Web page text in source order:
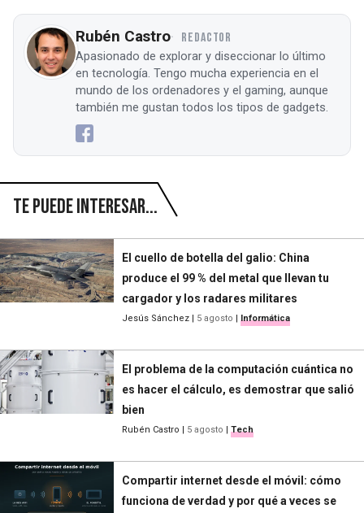
Rubén Castro REDACTOR
Apasionado de explorar y diseccionar lo último
en tecnología. Tengo mucha experiencia en el
mundo de los ordenadores y el gaming, aunque
también me gustan todos los tipos de gadgets.
Te puede interesar...
El cuello de botella del galio: China
produce el 99 % del metal que llevan tu
cargador y los radares militares
Jesús Sánchez | 5 agosto | Informática
El problema de la computación cuántica no
es hacer el cálculo, es demostrar que salió
bien
Rubén Castro | 5 agosto | Tech
Compartir internet desde el móvil: cómo
funciona de verdad y por qué a veces se